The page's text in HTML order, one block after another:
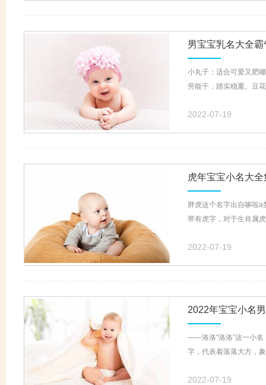
男宝宝乳名大全霸
小丸子：适合可爱又肥
劳能干，踏实稳重。豆
2022-07-19
虎年宝宝小名大全
胖虎这个名字出自哆啦
带有虎字，对于生肖属
2022-07-19
2022年宝宝小名
——洛洛“洛洛”这一小名
字，代表着落落大方，
2022-07-19